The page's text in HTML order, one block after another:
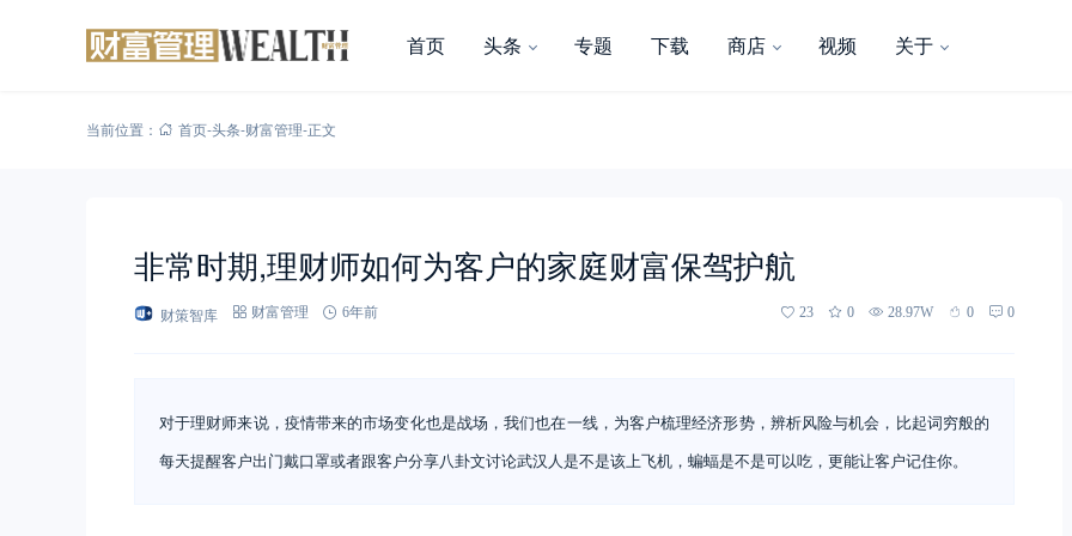
首页 头条 专题 下载 商店 视频 关于
当前位置： 首页-头条-财富管理-正文
非常时期,理财师如何为客户的家庭财富保驾护航
财策智库 财富管理 6年前 23 0 28.97W 0 0
对于理财师来说，疫情带来的市场变化也是战场，我们也在一线，为客户梳理经济形势，辨析风险与机会，比起词穷般的
每天提醒客户出门戴口罩或者跟客户分享八卦文讨论武汉人是不是该上飞机，蝙蝠是不是可以吃，更能让客户记住你。